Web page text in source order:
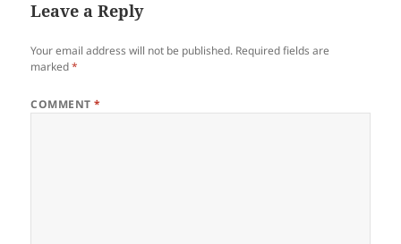
Leave a Reply
Your email address will not be published. Required fields are
marked*
COMMENT*